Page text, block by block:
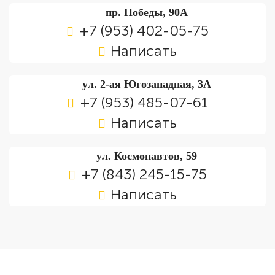
пр. Победы, 90А
+7 (953) 402-05-75
Написать
ул. 2-ая Югозападная, 3А
+7 (953) 485-07-61
Написать
ул. Космонавтов, 59
+7 (843) 245-15-75
Написать